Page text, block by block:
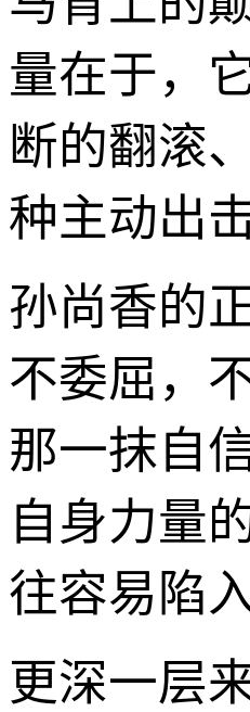
量在于，
断的翻滚
种主动出
孙尚香的
不委屈，
那一抹自
自身力量
往容易陷
更深一层